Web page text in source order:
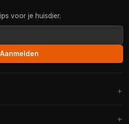
voor je huisdier.
Aanmelden